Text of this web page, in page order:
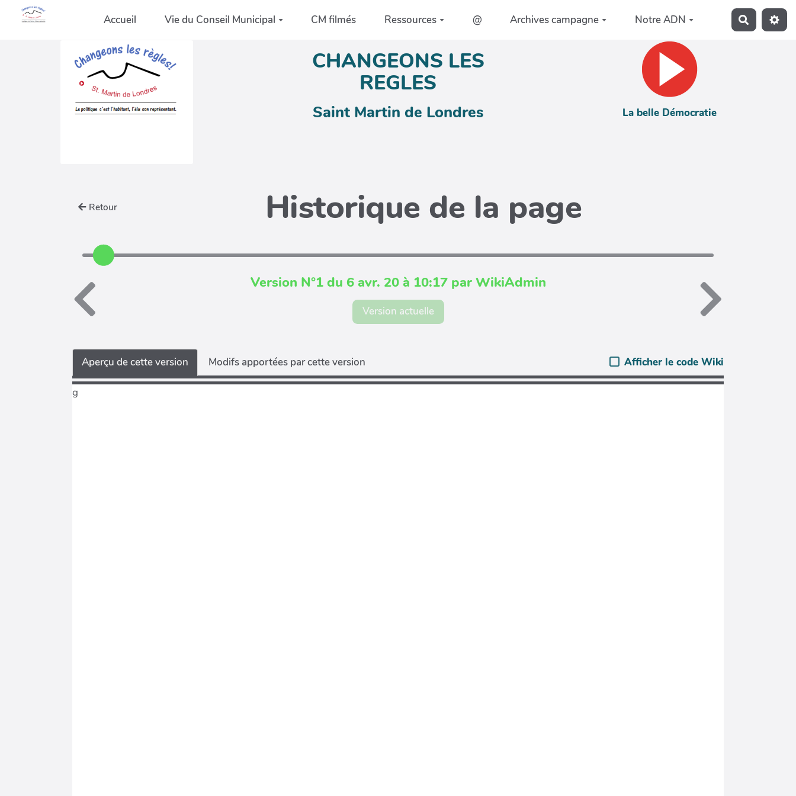
Accueil Vie du Conseil Municipal CM filmés Ressources @ Archives campagne Notre ADN
CHANGEONS LES
REGLES
Saint Martin de Londres La belle Démocratie
Retour Historique de la page
Version N°1 du 6 avr. 20 à 10:17 par WikiAdmin
Version actuelle
Aperçu de cette version Modifs apportées par cette version Afficher le code Wiki